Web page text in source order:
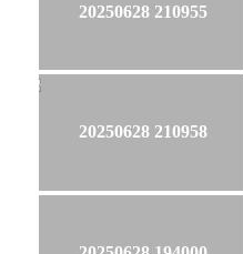
20250628 210955
20250628 210958